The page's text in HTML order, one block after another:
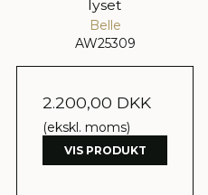
lyset
Belle
AW25309
2.200,00 DKK
(ekskl. moms)
VIS PRODUKT